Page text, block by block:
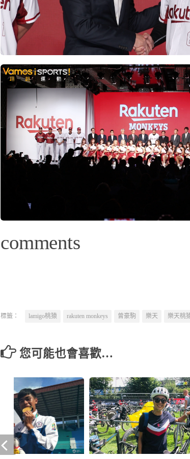
comments
標籤： lamigo桃猿 rakuten monkeys 曾豪駒 樂天 樂天桃
您可能也會喜歡…